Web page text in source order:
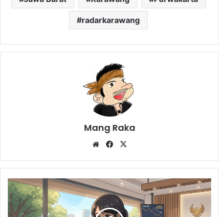
radarkarawang
Mang Raka
WebsiteFacebook
Harga
Emas
Hari
Ini: